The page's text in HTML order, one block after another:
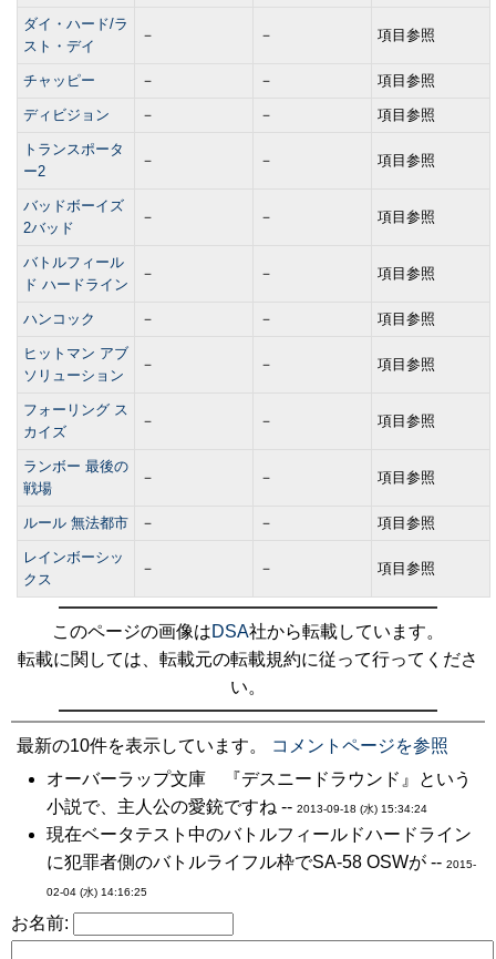
ダイ・ハード/ラ
スト・デイ
－ － 項目参照
チャッピー － － 項目参照
ディビジョン － － 項目参照
トランスポータ
ー2
－ － 項目参照
バッドボーイズ
2バッド
－ － 項目参照
バトルフィール
ド ハードライン
－ － 項目参照
ハンコック － － 項目参照
ヒットマン アブ
ソリューション
－ － 項目参照
フォーリング ス
カイズ
－ － 項目参照
ランボー 最後の
戦場
－ － 項目参照
ルール 無法都市 － － 項目参照
レインボーシッ
クス
－ － 項目参照
このページの画像はDSA社から転載しています。
転載に関しては、転載元の転載規約に従って行ってくださ
い。
最新の10件を表示しています。
コメントページを参照
オーバーラップ文庫 『デスニードラウンド』という
小説で、主人公の愛銃ですね -- 2013-09-18 (水) 15:34:24
現在ベータテスト中のバトルフィールドハードライン
に犯罪者側のバトルライフル枠でSA-58 OSWが -- 2015-
02-04 (水) 14:16:25
お名前: